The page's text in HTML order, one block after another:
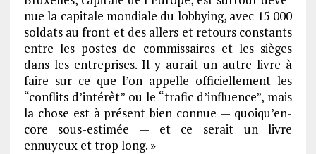
nue la capi­tale mondiale du lobbying, avec 15 000
soldats au front et des allers et retours constants
entre les postes de commis­saires et les sièges
dans les entre­prises. Il y aurait un autre livre à
faire sur ce que l’on appelle offi­ciel­le­ment les
“conflits d’in­té­rêt” ou le “trafic d’in­fluence”, mais
la chose est à présent bien connue — quoiqu’en­
core sous-esti­mée — et ce serait un livre
ennuyeux et trop long. »